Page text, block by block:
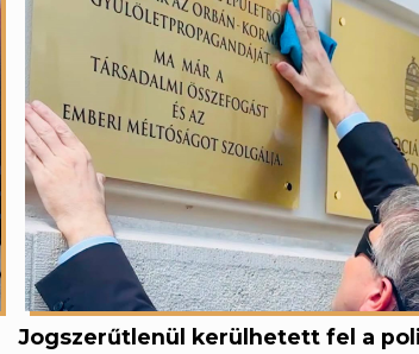
Jogszerűtlenül kerülhetett fel a